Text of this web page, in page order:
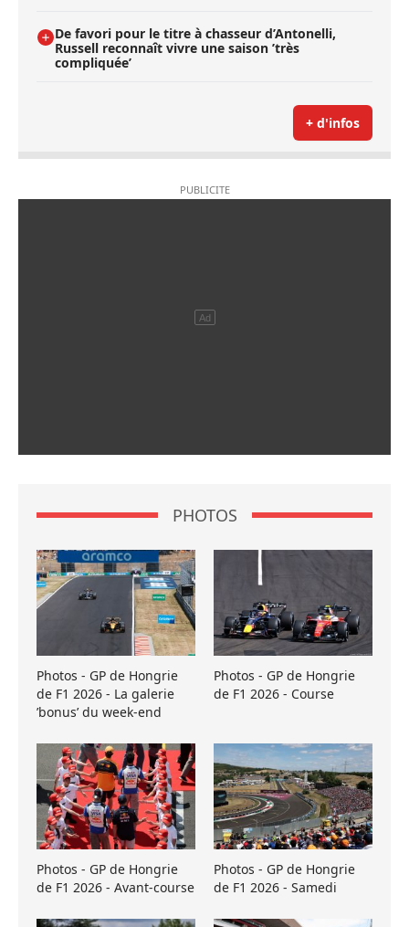
De favori pour le titre à chasseur d’Antonelli,
Russell reconnaît vivre une saison ’très
compliquée’
+ d'infos
PHOTOS
Photos - GP de Hongrie
de F1 2026 - La galerie
’bonus’ du week-end
Photos - GP de Hongrie
de F1 2026 - Course
Photos - GP de Hongrie
de F1 2026 - Avant-course
Photos - GP de Hongrie
de F1 2026 - Samedi